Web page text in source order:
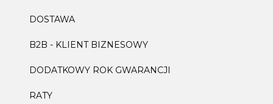
DOSTAWA
B2B - KLIENT BIZNESOWY
DODATKOWY ROK GWARANCJI
RATY